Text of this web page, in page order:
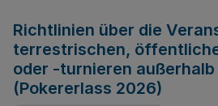
Richtlinien über die
terrestrischen,
oder -turnieren
(Pokererlass 2026)